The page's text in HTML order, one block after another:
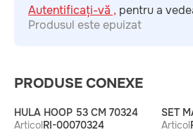
Autentificați-vă , pentru a
Produsul este epuizat
PRODUSE CONEXE
HULA HOOP 53 CM 70324
ArticolRI-00070324
SET
Articol